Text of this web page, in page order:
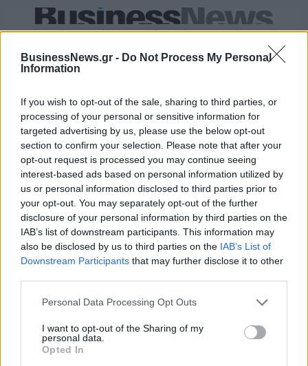
BusinessNews.gr - Do Not Process My Personal
Information
If you wish to opt-out of the sale, sharing to third parties, or
processing of your personal or sensitive information for
targeted advertising by us, please use the below opt-out
section to confirm your selection. Please note that after your
opt-out request is processed you may continue seeing
interest-based ads based on personal information utilized by
us or personal information disclosed to third parties prior to
your opt-out. You may separately opt-out of the further
disclosure of your personal information by third parties on the
IAB’s list of downstream participants. This information may
also be disclosed by us to third parties on the IAB’s List of
Downstream Participants that may further disclose it to other
Personal Data Processing Opt Outs
I want to opt-out of the Sharing of my
personal data.
Opted In
IAB Hellas: Νέα Διοικούσα Επιτροπή και νέο Διοικητικό Συμβούλιο -
Η Toyota φέρνει νέα γενιά
μπαταριών για τα υβριδικά της
Σε κινεζική… πολιορκία η
ευρωπαϊκή
Νέο Audi A2 e-tron με στόχο την κορυφή της αποδοτικότητας
Ευρωπαϊκό Κορασίδων: Άνετη
νίκη της Ελλάδας στην
πρεμιέρα, 78-36 την Ιρλανδία
Γιαννακόπουλος: «Όταν σου
ρίχνουν μια πέτρα, τους
Η Chery επενδύει 75 εκατ. δολάρια στην KG Mobility